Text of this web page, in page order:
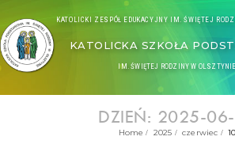
KATOLICKI ZESPÓŁ EDUKACYJNY IM. ŚWIĘTEJ
KATOLICKA SZKOŁA
IM. ŚWIĘTEJ RODZINY W OLSZTYNIE
DZIEŃ: 2025-
Home 2025 czerwiec 10